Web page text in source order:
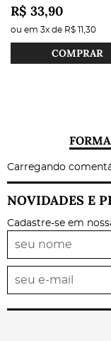
R$ 33,90
ou em 3x de R$ 11,30
COMPRAR
Carregando
NOVIDADES E
Cadastre-se em